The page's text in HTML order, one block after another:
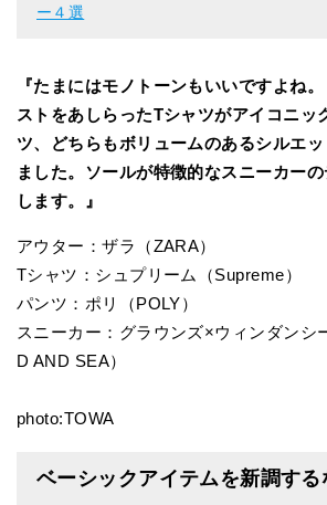
ー４選
『たまにはモノトーンもいいですよね
ストをあしらったTシャツがアイコニッ
ツ、どちらもボリュームのあるシルエ
ました。ソールが特徴的なスニーカー
します。』
アウター：ザラ（ZARA）
Tシャツ：シュプリーム（Supreme）
パンツ：ポリ（POLY）
スニーカー：グラウンズ×ウィンダンシ
D AND SEA）
photo:TOWA
ベーシックアイテムを新調する